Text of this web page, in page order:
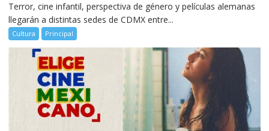
Terror, cine infantil, perspectiva de género y películas alemanas
llegarán a distintas sedes de CDMX entre...
Cultura Principal